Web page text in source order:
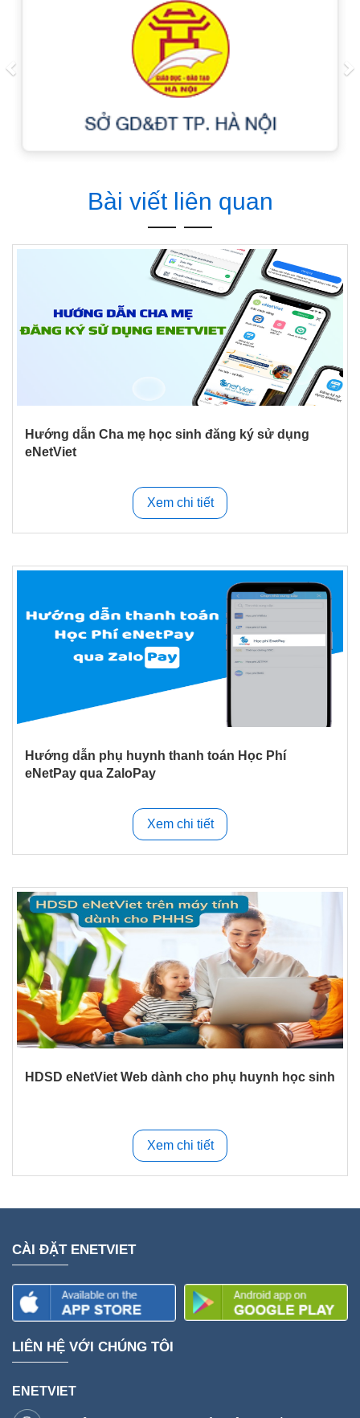
Bài viết liên quan
Hướng dẫn Cha mẹ học sinh đăng ký sử dụng
eNetViet
Xem chi tiết
Hướng dẫn phụ huynh thanh toán Học Phí
eNetPay qua ZaloPay
Xem chi tiết
HDSD eNetViet Web dành cho phụ huynh học sinh
Xem chi tiết
CÀI ĐẶT ENETVIET
LIÊN HỆ VỚI CHÚNG TÔI
ENETVIET